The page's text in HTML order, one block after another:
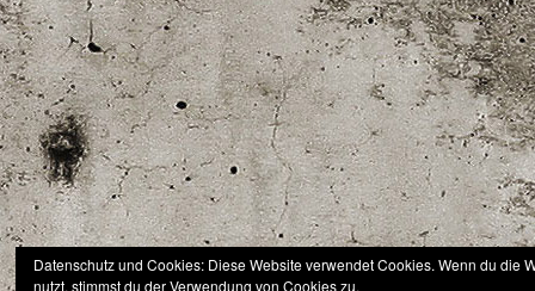
Datenschutz und Cookies: Diese Website verwendet Cookies. Wenn du die
nutzt, stimmst du der Verwendung von Cookies zu.